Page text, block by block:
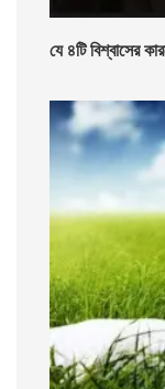
যে ৪টি বিশ্বাসের